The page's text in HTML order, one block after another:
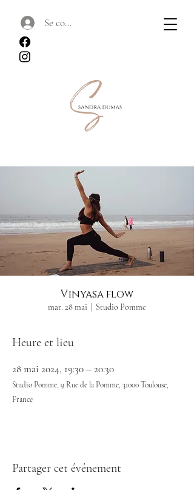
Se connecter
Vinyasa flow
mar. 28 mai Studio Pomme
Heure et lieu
28 mai 2024, 19:30 – 20:30
Studio Pomme, 9 Rue de la Pomme, 31000 Toulouse,
France
Partager cet événement